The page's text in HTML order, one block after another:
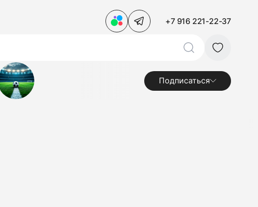
+7 916 221-22-37
Подписаться